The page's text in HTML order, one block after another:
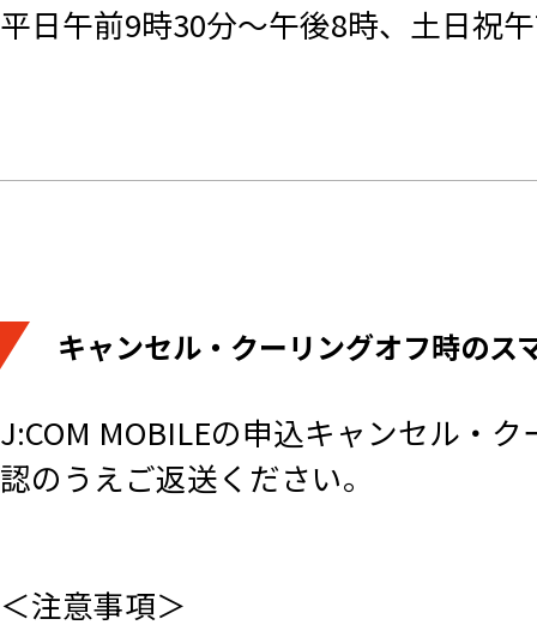
平日午前9時30分～午後8時、土日祝
キャンセル・クーリングオフ時のス
J:COM MOBILEの申込キャンセル・
認のうえご返送ください。
＜注意事項＞